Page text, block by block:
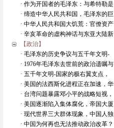
· 作为开国者的毛泽东：与希特勒是
· 缔造中华人民共和国，毛泽东的巨
· 中华人民共和国大饥荒：官僚资产
· 辛亥革命的虚构神话与东亚大陆新
【政治】
· 毛泽东的历史争议与五千年文明-
· 1976年毛泽东去世前的政治遗嘱与
· 五千年文明-国家的极右翼支点，
· 美国的法西斯化进程正在加速，华
· 台湾问题暴露邓小平的战略短视，
· 美国逐渐陷入集体腐化，帝国大厦
· 现代世界三大群体现象，中国人独
· 中国为何再也无法推动政治改革？